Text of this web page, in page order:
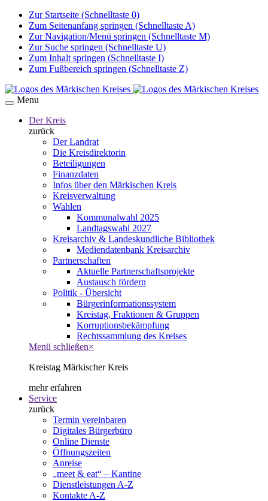
Zur Startseite (Schnelltaste 0)
Zum Seitenanfang springen (Schnelltaste A)
Zur Navigation/Menü springen (Schnelltaste M)
Zur Suche springen (Schnelltaste U)
Zum Inhalt springen (Schnelltaste I)
Zum Fußbereich springen (Schnelltaste Z)
Menu
Der Kreis
zurück
Der Landrat
Die Kreisdirektorin
Beteiligungen
Finanzdaten
Infos über den Märkischen Kreis
Kreisverwaltung
Wahlen
Kommunalwahl 2025
Landtagswahl 2027
Kreisarchiv & Landeskundliche Bibliothek
Mediendatenbank Kreisarchiv
Partnerschaften
Aktuelle Partnerschaftsprojekte
Austausch fördern
Politik - Übersicht
Bürgerinformationssystem
Kreistag, Fraktionen & Gruppen
Korruptionsbekämpfung
Rechtssammlung des Kreises
Menü schließen×
Kreistag Märkischer Kreis
mehr erfahren
Service
zurück
Termin vereinbaren
Digitales Bürgerbüro
Online Dienste
Öffnungszeiten
Anreise
„meet & eat“ – Kantine
Dienstleistungen A-Z
Kontakte A-Z